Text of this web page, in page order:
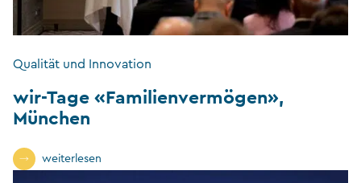
Qualität und Innovation
wir-Tage «Familienvermögen»,
München
weiterlesen